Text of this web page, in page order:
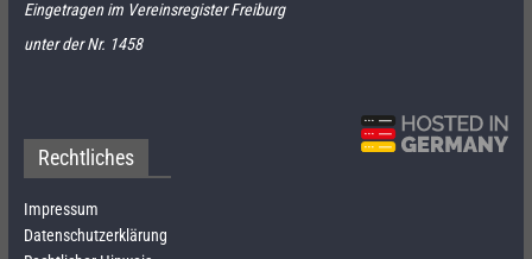
Eingetragen im Vereinsregister Freiburg
unter der Nr. 1458
Rechtliches
Impressum
Datenschutzerklärung